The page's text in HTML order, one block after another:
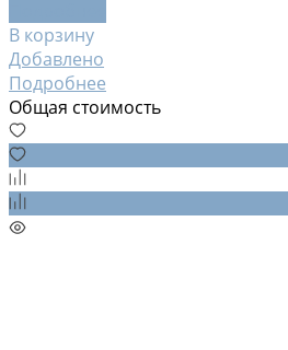
В корзину
Добавлено
Подробнее
Общая стоимость